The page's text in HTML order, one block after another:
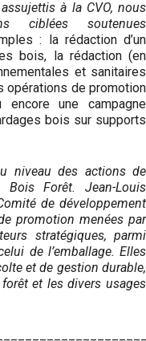
à la CVO, nous
ciblées soutenues
: la rédaction d’un
bois, la rédaction (en
et sanitaires
opérations de promotion
une campagne
bois sur supports
niveau des actions de
Bois Forêt. Jean-Louis
de développement
promotion menées par
stratégiques, parmi
de l’emballage. Elles
et de gestion durable,
et les divers usages